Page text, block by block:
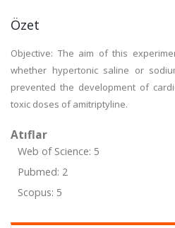
Özet
Objective: The aim of this
whether hypertonic saline or
prevented the development of
toxic doses of amitriptyline.
Atıflar
Web of Science: 5
Pubmed: 2
Scopus: 5